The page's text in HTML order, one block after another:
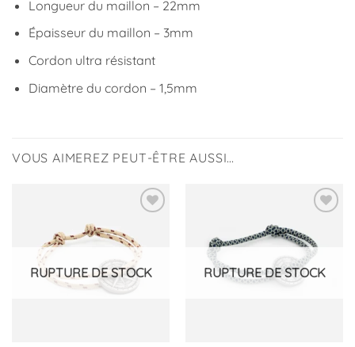
Longueur du maillon – 22mm
Épaisseur du maillon – 3mm
Cordon ultra résistant
Diamètre du cordon – 1,5mm
VOUS AIMEREZ PEUT-ÊTRE AUSSI…
liste
d’envies
RUPTURE DE STOCK
liste
d’envies
RUPTURE DE STOCK